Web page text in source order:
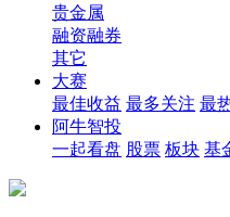
贵金属
融资融券
其它
大赛
最佳收益 最多关注 最
阿牛智投
一起看盘 股票 板块 基